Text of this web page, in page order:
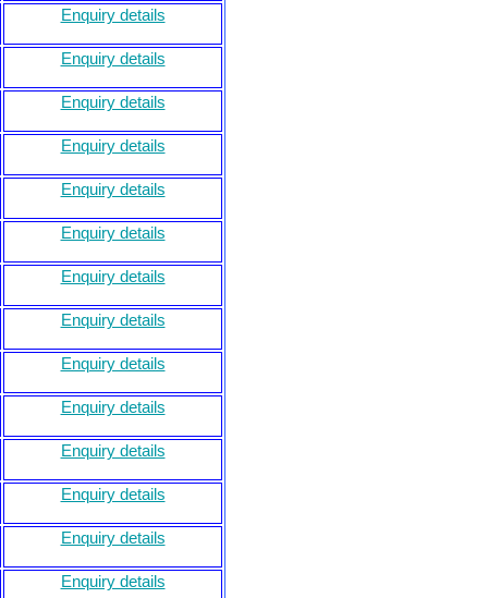
Enquiry details
Enquiry details
Enquiry details
Enquiry details
Enquiry details
Enquiry details
Enquiry details
Enquiry details
Enquiry details
Enquiry details
Enquiry details
Enquiry details
Enquiry details
Enquiry details